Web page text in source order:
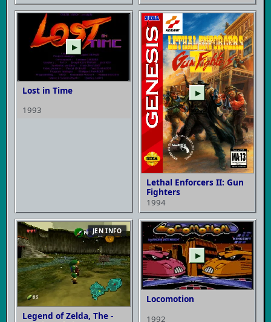
▶
Lost in Time
1993
▶
Lethal Enforcers II: Gun
Fighters
1994
JEN INFO
Legend of Zelda, The -
▶
Locomotion
1992